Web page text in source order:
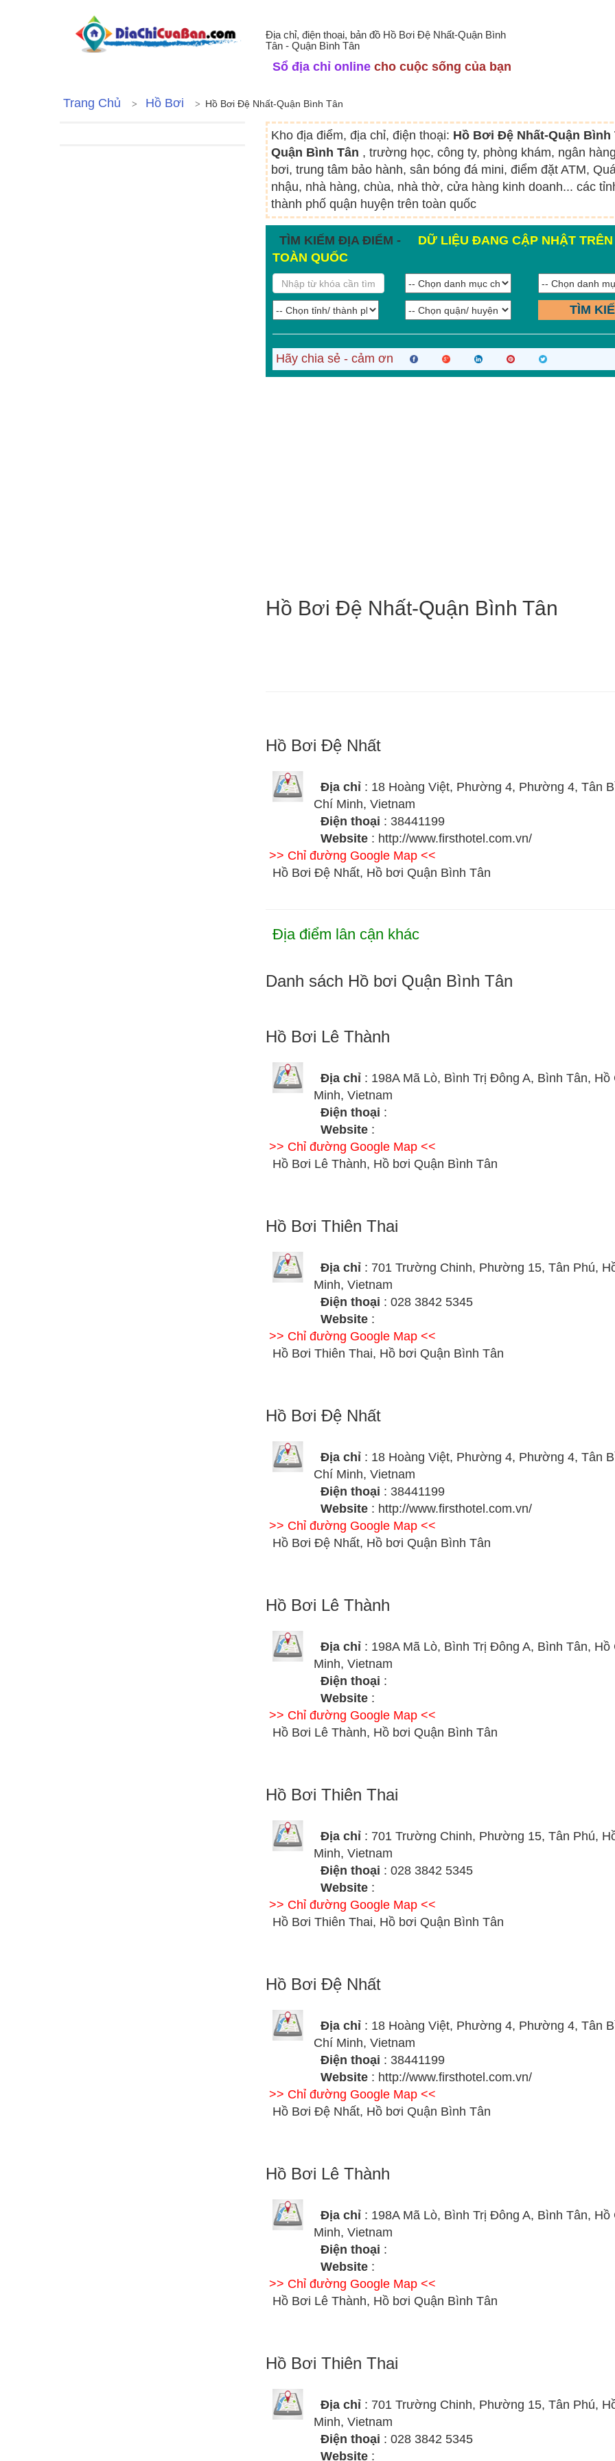
Địa chỉ, điện thoại, bản đồ Hồ Bơi Đệ Nhất-Quận Bình
Tân - Quận Bình Tân
Sổ địa chỉ online cho cuộc sống của bạn
Trang Chủ Hồ Bơi Hồ Bơi Đệ Nhất-Quận Bình Tân
Kho địa điểm, địa chỉ, điện thoại: Hồ Bơi Đệ Nhất-Quận Bình
Quận Bình Tân , trường học, công ty, phòng khám, ngân
bơi, trung tâm bảo hành, sân bóng đá mini, điểm đặt ATM,
nhậu, nhà hàng, chùa, nhà thờ, cửa hàng kinh doanh... các
thành phố quận huyện trên toàn quốc
TÌM KIẾM ĐỊA ĐIỂM -
DỮ LIỆU ĐANG CẬP NHẬT TRÊN
TOÀN QUỐC
TÌM
Hãy chia sẻ - cảm ơn
Hồ Bơi Đệ Nhất-Quận Bình Tân
Hồ Bơi Đệ Nhất
Địa chỉ : 18 Hoàng Việt, Phường 4, Phường 4, Tân
Chí Minh, Vietnam
Điện thoại : 38441199
Website : http://www.firsthotel.com.vn/
>> Chỉ đường Google Map <<
Hồ Bơi Đệ Nhất, Hồ bơi Quận Bình Tân
Địa điểm lân cận khác
Danh sách Hồ bơi Quận Bình Tân
Hồ Bơi Lê Thành
Địa chỉ : 198A Mã Lò, Bình Trị Đông A, Bình Tân, Hồ
Minh, Vietnam
Điện thoại :
Website :
>> Chỉ đường Google Map <<
Hồ Bơi Lê Thành, Hồ bơi Quận Bình Tân
Hồ Bơi Thiên Thai
Địa chỉ : 701 Trường Chinh, Phường 15, Tân Phú,
Minh, Vietnam
Điện thoại : 028 3842 5345
Website :
>> Chỉ đường Google Map <<
Hồ Bơi Thiên Thai, Hồ bơi Quận Bình Tân
Hồ Bơi Đệ Nhất
Địa chỉ : 18 Hoàng Việt, Phường 4, Phường 4, Tân
Chí Minh, Vietnam
Điện thoại : 38441199
Website : http://www.firsthotel.com.vn/
>> Chỉ đường Google Map <<
Hồ Bơi Đệ Nhất, Hồ bơi Quận Bình Tân
Hồ Bơi Lê Thành
Địa chỉ : 198A Mã Lò, Bình Trị Đông A, Bình Tân, Hồ
Minh, Vietnam
Điện thoại :
Website :
>> Chỉ đường Google Map <<
Hồ Bơi Lê Thành, Hồ bơi Quận Bình Tân
Hồ Bơi Thiên Thai
Địa chỉ : 701 Trường Chinh, Phường 15, Tân Phú,
Minh, Vietnam
Điện thoại : 028 3842 5345
Website :
>> Chỉ đường Google Map <<
Hồ Bơi Thiên Thai, Hồ bơi Quận Bình Tân
Hồ Bơi Đệ Nhất
Địa chỉ : 18 Hoàng Việt, Phường 4, Phường 4, Tân
Chí Minh, Vietnam
Điện thoại : 38441199
Website : http://www.firsthotel.com.vn/
>> Chỉ đường Google Map <<
Hồ Bơi Đệ Nhất, Hồ bơi Quận Bình Tân
Hồ Bơi Lê Thành
Địa chỉ : 198A Mã Lò, Bình Trị Đông A, Bình Tân, Hồ
Minh, Vietnam
Điện thoại :
Website :
>> Chỉ đường Google Map <<
Hồ Bơi Lê Thành, Hồ bơi Quận Bình Tân
Hồ Bơi Thiên Thai
Địa chỉ : 701 Trường Chinh, Phường 15, Tân Phú,
Minh, Vietnam
Điện thoại : 028 3842 5345
Website :